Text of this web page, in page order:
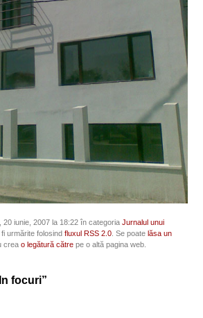
20 iunie, 2007 la 18:22 în categoriaJurnalul unui
urmărite folosind fluxul RSS 2.0. Se poate lăsa un
creao legătură către pe o altă pagina web.
focuri”